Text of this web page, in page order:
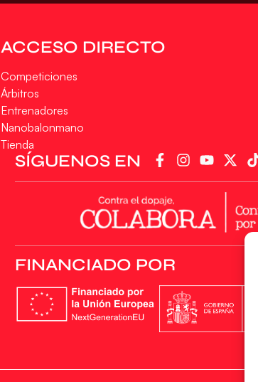
ACCESO DIRECTO
Competiciones
Árbitros
Entrenadores
Nanobalonmano
Tienda
SÍGUENOS EN
FINANCIADO POR